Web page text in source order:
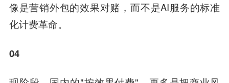
像是营销外包的效果对赌，而不是AI服务的标准
化计费革命。
04